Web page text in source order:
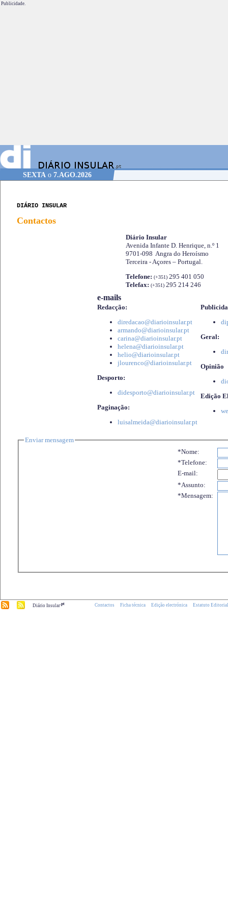
Publicidade.
SEXTA o 7.AGO.2026
DIÁRIO INSULAR
Contactos
Diário Insular
Avenida Infante D. Henrique, n.º 1
9701-098 Angra do Heroísmo
Terceira - Açores – Portugal.
Telefone: (+351) 295 401 050
Telefax: (+351) 295 214 246
e-mails
Redacção:
diredacao@diarioinsular.pt
armando@diarioinsular.pt
carina@diarioinsular.pt
helena@diarioinsular.pt
helio@diarioinsular.pt
jlourenco@diarioinsular.pt
Desporto:
didesporto@diarioinsular.pt
Paginação:
luisalmeida@diarioinsular.pt
Geral:
Opinião
Edição
Enviar mensagem
*Nome:
*Telefone:
E-mail:
*Assunto:
*Mensagem:
Diário Insular.pt Contactos Ficha técnica Edição electrónica Estatuto Editorial